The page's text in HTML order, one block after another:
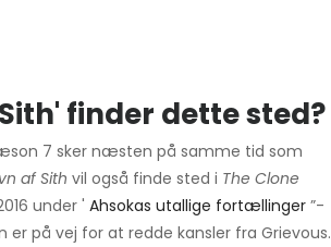
finder dette sted?
7 sker næsten på samme tid som
af Sith vil også finde sted i The Clone
under ' Ahsokas utallige fortællinger ”-
er på vej for at redde kansler fra Grievous.